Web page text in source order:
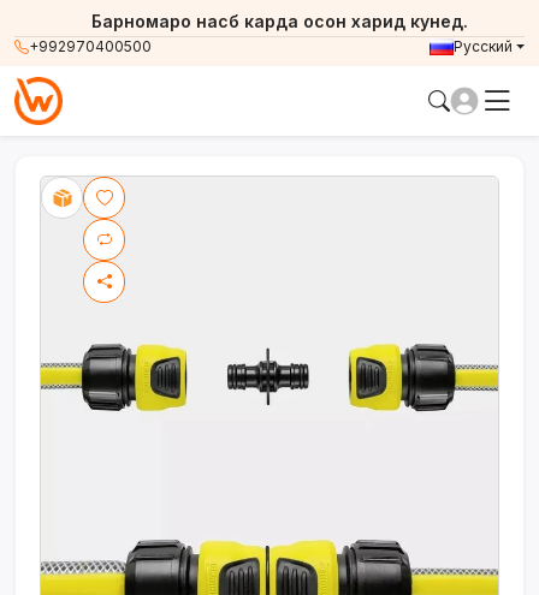
+992970400500
Барномаро насб карда осон харид кунед.
Русский